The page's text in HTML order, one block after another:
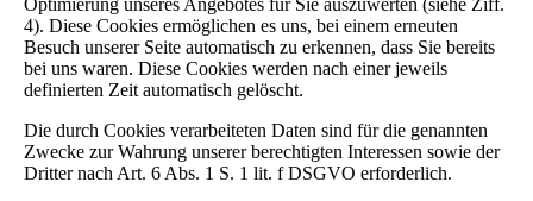
Optimierung unseres Angebotes für Sie auszuwerten (siehe Ziff.
4). Diese Cookies ermöglichen es uns, bei einem erneuten
Besuch unserer Seite automatisch zu erkennen, dass Sie bereits
bei uns waren. Diese Cookies werden nach einer jeweils
definierten Zeit automatisch gelöscht.
Die durch Cookies verarbeiteten Daten sind für die genannten
Zwecke zur Wahrung unserer berechtigten Interessen sowie der
Dritter nach Art. 6 Abs. 1 S. 1 lit. f DSGVO erforderlich.